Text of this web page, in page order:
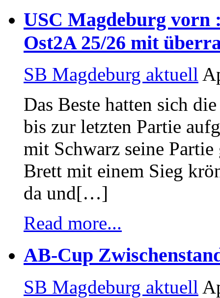
USC Magdeburg vorn
Ost2A 25/26 mit
SB Magdeburg aktuell
Das Beste hatten sich
bis zur letzten Partie
mit Schwarz seine
Brett mit einem Sieg
da und[…]
Read more...
AB-Cup
SB Magdeburg aktuell